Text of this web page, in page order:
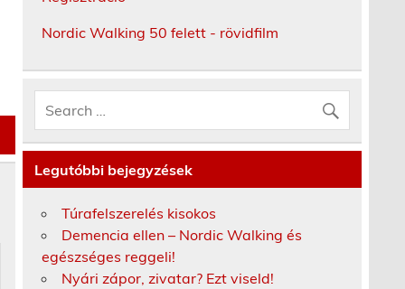
Nordic Walking 50 felett - rövidfilm
Legutóbbi bejegyzések
Túrafelszerelés kisokos
Demencia ellen – Nordic Walking és
egészséges reggeli!
Nyári zápor, zivatar? Ezt viseld!